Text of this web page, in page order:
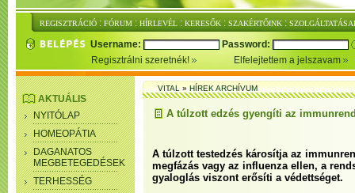
REGISZTRÁCIÓ : FÓRUM : HÍRLEVÉL : KERESŐK : SZAKÉRTŐINK :
Username:
Password:
Regisztrálni szeretnék!
Elfelejtettem a jelszavam
AKTUÁLIS
NYITÓLAP
HOMEOPÁTIA
DAGANATOS
MEGBETEGEDÉSEK
TERHESSÉG
VITAL»HÍREK ARCHÍVUM
A túlzott edzés gyengíti az
A túlzott testedzés károsítja az
megfázás vagy az influenza ellen, a
gyaloglás viszont erősíti a védettséget.